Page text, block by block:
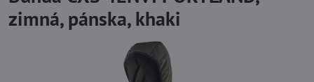
zimná, pánska, khaki